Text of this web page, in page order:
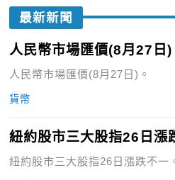
最新新聞
人民幣市場匯價(8月27日)
人民幣市場匯價(8月27日)。
貨幣
紐約股市三大股指26日漲
紐約股市三大股指26日漲跌不一